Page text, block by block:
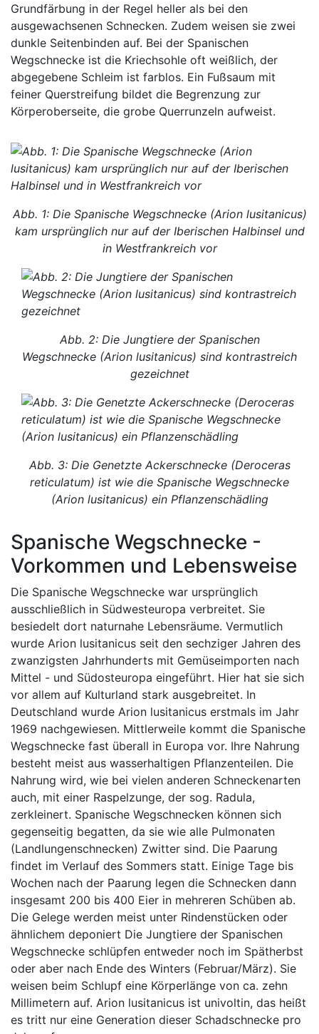
Grundfärbung in der Regel heller als bei den
ausgewachsenen Schnecken. Zudem weisen sie zwei
dunkle Seitenbinden auf. Bei der Spanischen
Wegschnecke ist die Kriechsohle oft weißlich, der
abgegebene Schleim ist farblos. Ein Fußsaum mit
feiner Querstreifung bildet die Begrenzung zur
Körperoberseite, die grobe Querrunzeln aufweist.
Abb. 1: Die Spanische Wegschnecke (Arion lusitanicus)
kam ursprünglich nur auf der Iberischen Halbinsel und
in Westfrankreich vor
Abb. 2: Die Jungtiere der Spanischen
Wegschnecke (Arion lusitanicus) sind kontrastreich
gezeichnet
Abb. 3: Die Genetzte Ackerschnecke (Deroceras
reticulatum) ist wie die Spanische Wegschnecke
(Arion lusitanicus) ein Pflanzenschädling
Spanische Wegschnecke -
Vorkommen und Lebensweise
Die Spanische Wegschnecke war ursprünglich
ausschließlich in Südwesteuropa verbreitet. Sie
besiedelt dort naturnahe Lebensräume. Vermutlich
wurde Arion lusitanicus seit den sechziger Jahren des
zwanzigsten Jahrhunderts mit Gemüseimporten nach
Mittel - und Südosteuropa eingeführt. Hier hat sie sich
vor allem auf Kulturland stark ausgebreitet. In
Deutschland wurde Arion lusitanicus erstmals im Jahr
1969 nachgewiesen. Mittlerweile kommt die Spanische
Wegschnecke fast überall in Europa vor. Ihre Nahrung
besteht meist aus wasserhaltigen Pflanzenteilen. Die
Nahrung wird, wie bei vielen anderen Schneckenarten
auch, mit einer Raspelzunge, der sog. Radula,
zerkleinert. Spanische Wegschnecken können sich
gegenseitig begatten, da sie wie alle Pulmonaten
(Landlungenschnecken) Zwitter sind. Die Paarung
findet im Verlauf des Sommers statt. Einige Tage bis
Wochen nach der Paarung legen die Schnecken dann
insgesamt 200 bis 400 Eier in mehreren Schüben ab.
Die Gelege werden meist unter Rindenstücken oder
ähnlichem deponiert Die Jungtiere der Spanischen
Wegschnecke schlüpfen entweder noch im Spätherbst
oder aber nach Ende des Winters (Februar/März). Sie
weisen beim Schlupf eine Körperlänge von ca. zehn
Millimetern auf. Arion lusitanicus ist univoltin, das heißt
es tritt nur eine Generation dieser Schadschnecke pro